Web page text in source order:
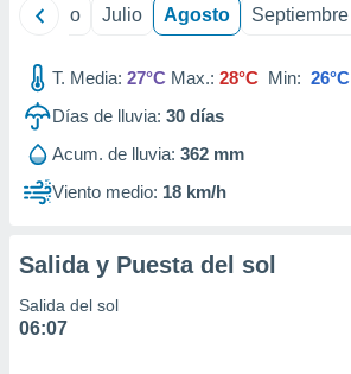
e
mediante
Junio Julio Agosto Septiembre
T. Media: 27°C Max.: 28°C Min: 26°C
Días de lluvia: 30 días
Acum. de lluvia: 362 mm
Viento medio: 18 km/h
Salida y Puesta del sol
Salida del sol
06:07